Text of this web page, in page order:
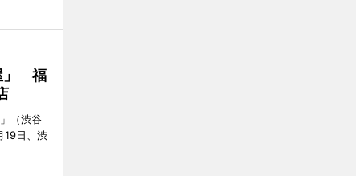
」 福
（渋谷
19日、渋